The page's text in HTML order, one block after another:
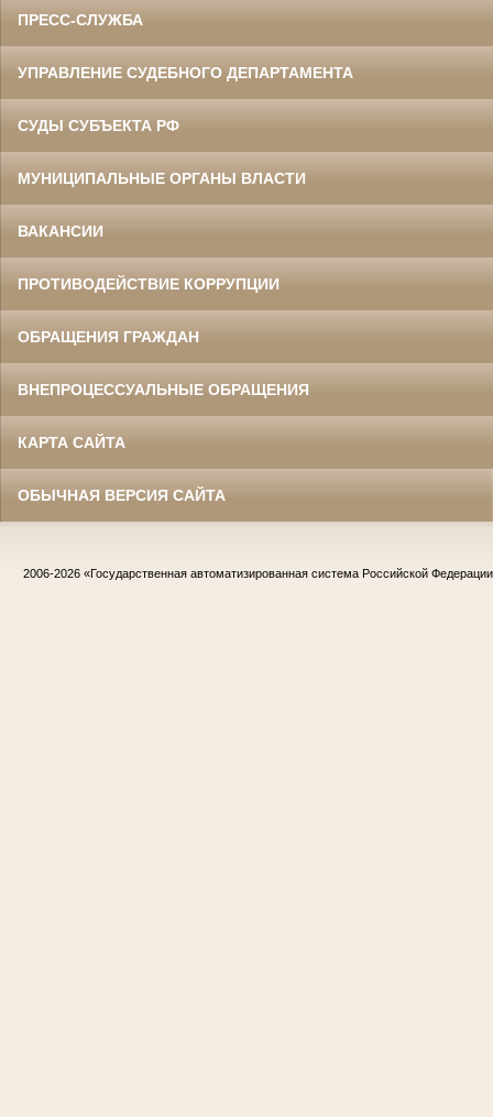
ПРЕСС-СЛУЖБА
УПРАВЛЕНИЕ СУДЕБНОГО ДЕПАРТАМЕНТА
СУДЫ СУБЪЕКТА РФ
МУНИЦИПАЛЬНЫЕ ОРГАНЫ ВЛАСТИ
ВАКАНСИИ
ПРОТИВОДЕЙСТВИЕ КОРРУПЦИИ
ОБРАЩЕНИЯ ГРАЖДАН
ВНЕПРОЦЕССУАЛЬНЫЕ ОБРАЩЕНИЯ
КАРТА САЙТА
ОБЫЧНАЯ ВЕРСИЯ САЙТА
2006-2026 «Государственная автоматизированная система Российской